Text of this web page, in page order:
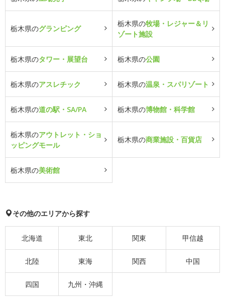
栃木県のグランピング
栃木県の牧場・レジャー＆リ
ゾート施設
栃木県のタワー・展望台 栃木県の公園
栃木県のアスレチック 栃木県の温泉・スパリゾート
栃木県の道の駅・SA/PA 栃木県の博物館・科学館
栃木県のアウトレット・ショ
ッピングモール
栃木県の商業施設・百貨店
栃木県の美術館
その他のエリアから探す
北海道 東北 関東 甲信越
北陸 東海 関西 中国
四国 九州・沖縄